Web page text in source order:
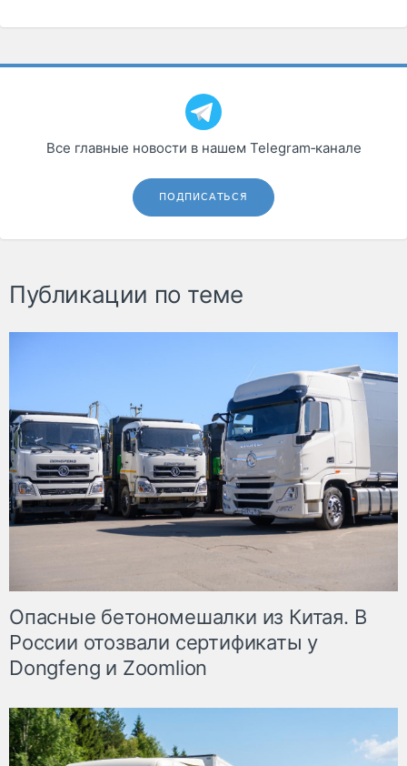
Все главные новости в нашем Telegram‑канале
ПОДПИСАТЬСЯ
Публикации по теме
Опасные бетономешалки из Китая. В
России отозвали сертификаты у
Dongfeng и Zoomlion